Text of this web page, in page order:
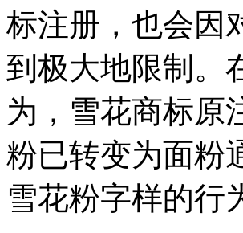
标注册，也会因
到极大地限制。
为，雪花商标原
粉已转变为面粉
雪花粉字样的行